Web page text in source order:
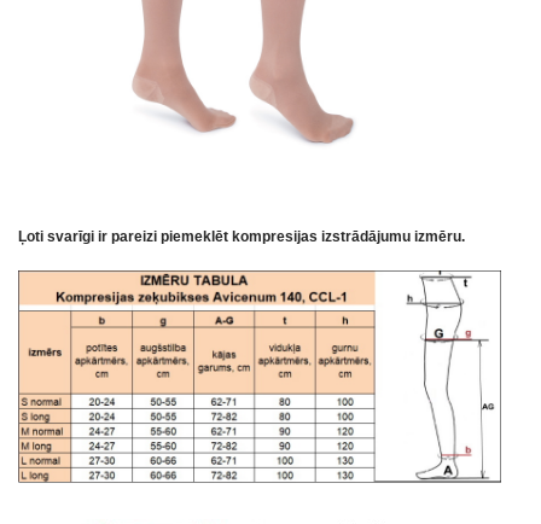
Ļoti svarīgi ir pareizi piemeklēt kompresijas izstrādājumu izmēru.